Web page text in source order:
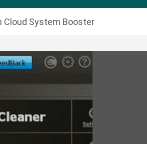
Cloud System Booster